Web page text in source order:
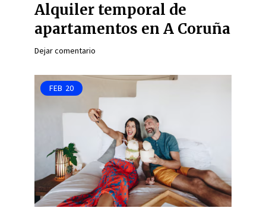
Alquiler temporal de
apartamentos en A Coruña
Dejar comentario
FEB 20